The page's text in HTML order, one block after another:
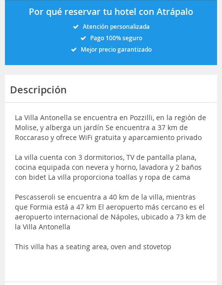
Por qué reservar tu hotel con Atrápalo
Atención personalizada
Pago 100% seguro
Mejor precio garantizado
Descripción
La Villa Antonella se encuentra en Pozzilli, en la región de
Molise, y alberga un jardín Se encuentra a 37 km de
Roccaraso y ofrece WiFi gratuita y aparcamiento privado
La villa cuenta con 3 dormitorios, TV de pantalla plana,
cocina equipada con nevera y horno, lavadora y 2 baños
con bidet La villa proporciona toallas y ropa de cama
Pescasseroli se encuentra a 40 km de la villa, mientras
que Formia está a 47 km El aeropuerto más cercano es el
aeropuerto internacional de Nápoles, ubicado a 73 km de
la Villa Antonella
This villa has a seating area, oven and stovetop